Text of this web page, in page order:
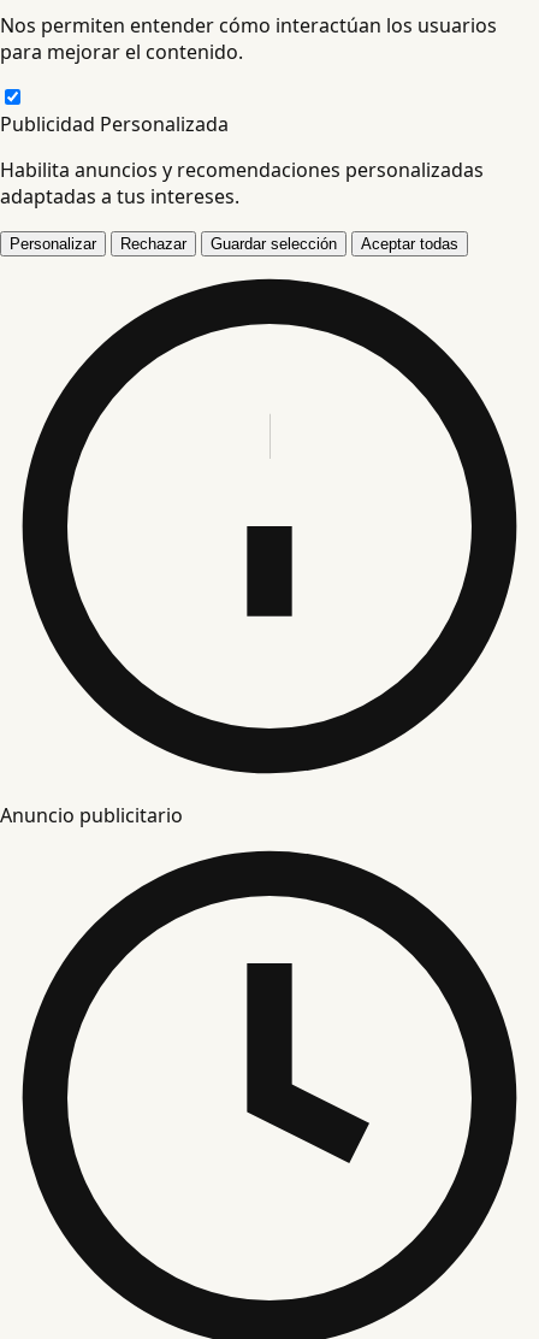
Nos permiten entender cómo interactúan los usuarios
para mejorar el contenido.
Publicidad Personalizada
Habilita anuncios y recomendaciones personalizadas
adaptadas a tus intereses.
Personalizar Rechazar Guardar selección Aceptar todas
Anuncio publicitario